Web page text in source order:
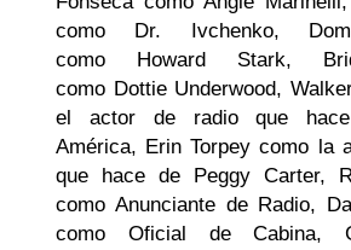
como Dr. Ivchenko,
como Howard Stark,
como Dottie Underwood,
el actor de radio que
América, Erin Torpey como la
que hace de Peggy Carter,
como Anunciante de Radio,
como Oficial de Cabina,